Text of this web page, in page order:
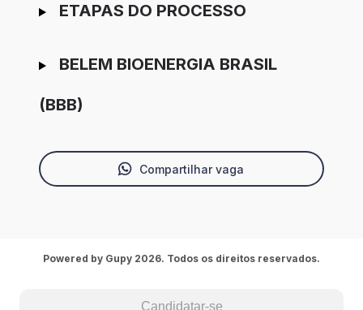
ETAPAS DO PROCESSO
BELEM BIOENERGIA BRASIL
(BBB)
Compartilhar vaga
Candidatar-se
Powered by Gupy 2026. Todos os direitos reservados.